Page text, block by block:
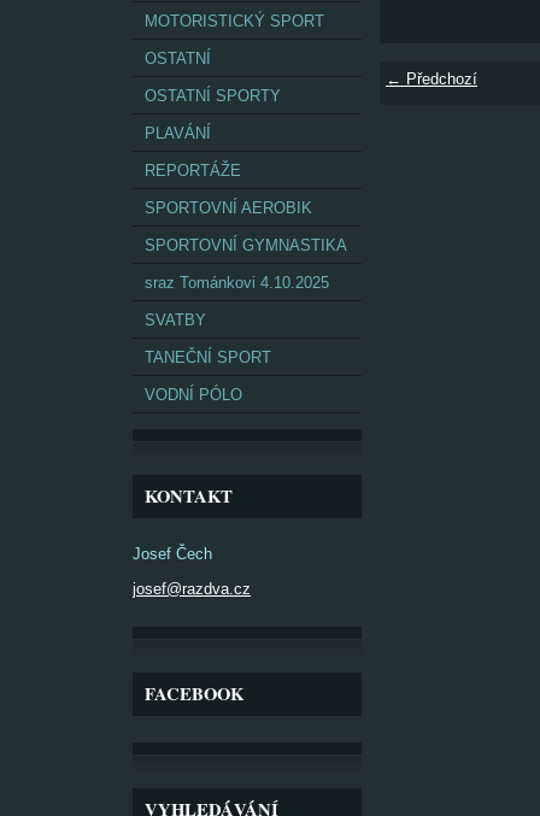
MOTORISTICKÝ SPORT
OSTATNÍ
OSTATNÍ SPORTY
PLAVÁNÍ
REPORTÁŽE
SPORTOVNÍ AEROBIK
SPORTOVNÍ GYMNASTIKA
sraz Tománkovi 4.10.2025
SVATBY
TANEČNÍ SPORT
VODNÍ PÓLO
KONTAKT
Josef Čech
josef@razdva.cz
FACEBOOK
VYHLEDÁVÁNÍ
← Předchozí